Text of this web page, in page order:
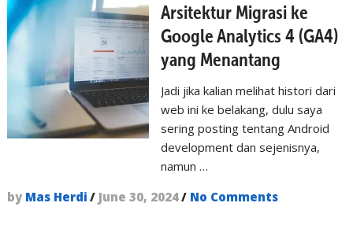
Arsitektur Migrasi ke
Google Analytics 4 (GA4)
yang Menantang
Jadi jika kalian melihat histori dari
web ini ke belakang, dulu saya
sering posting tentang Android
development dan sejenisnya,
namun …
by Mas Herdi / June 30, 2024/ No Comments